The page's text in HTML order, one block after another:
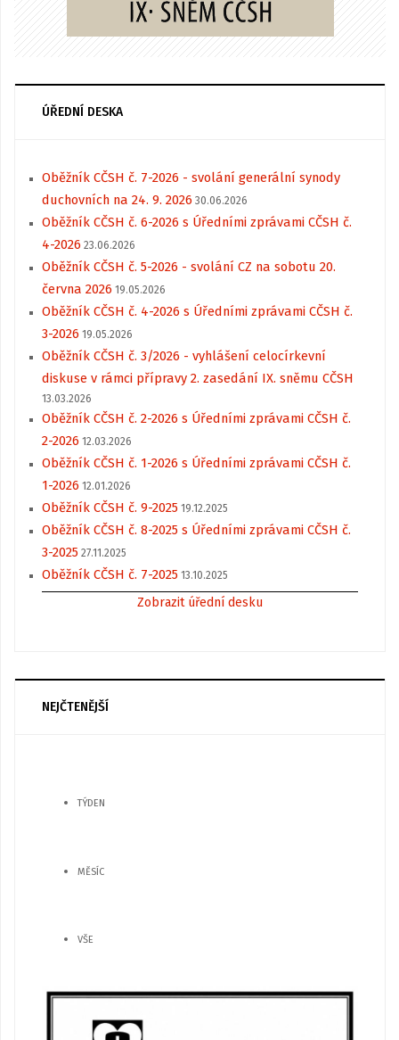
ÚŘEDNÍ DESKA
Oběžník CČSH č. 7-2026 - svolání generální synody
duchovních na 24. 9. 2026 30.06.2026
Oběžník CČSH č. 6-2026 s Úředními zprávami CČSH č.
4-2026 23.06.2026
Oběžník CČSH č. 5-2026 - svolání CZ na sobotu 20.
června 2026 19.05.2026
Oběžník CČSH č. 4-2026 s Úředními zprávami CČSH č.
3-2026 19.05.2026
Oběžník CČSH č. 3/2026 - vyhlášení celocírkevní
diskuse v rámci přípravy 2. zasedání IX. sněmu CČSH
13.03.2026
Oběžník CČSH č. 2-2026 s Úředními zprávami CČSH č.
2-2026 12.03.2026
Oběžník CČSH č. 1-2026 s Úředními zprávami CČSH č.
1-2026 12.01.2026
Oběžník CČSH č. 9-2025 19.12.2025
Oběžník CČSH č. 8-2025 s Úředními zprávami CČSH č.
3-2025 27.11.2025
Oběžník CČSH č. 7-2025 13.10.2025
Zobrazit úřední desku
NEJČTENĚJŠÍ
TÝDEN
MĚSÍC
VŠE